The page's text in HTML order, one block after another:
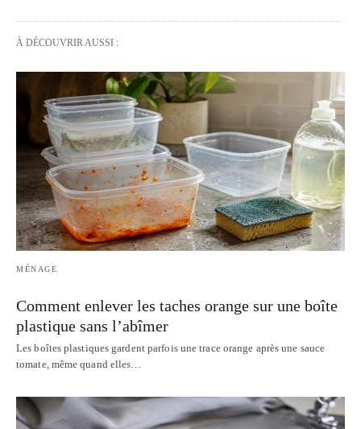
À DÉCOUVRIR AUSSI :
MÉNAGE
Comment enlever les taches orange sur une boîte
plastique sans l’abîmer
Les boîtes plastiques gardent parfois une trace orange après une sauce
tomate, même quand elles…